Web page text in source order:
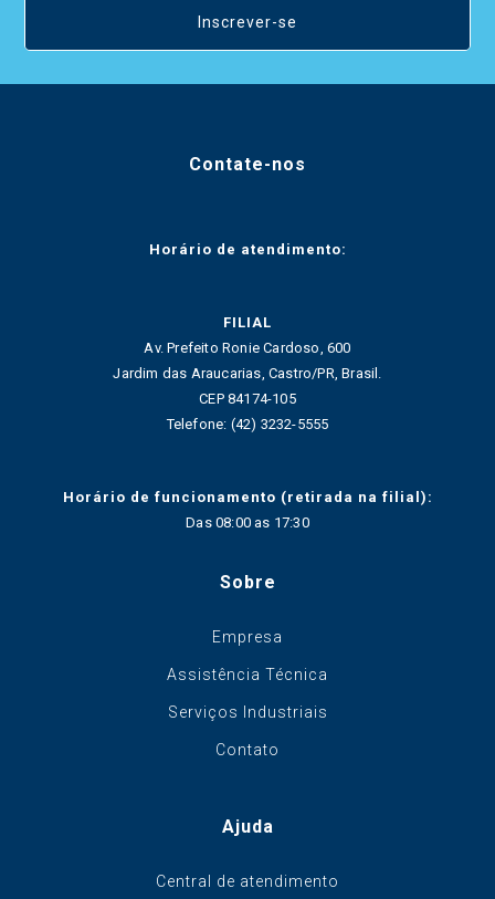
Inscrever-se
Contate-nos
Horário de atendimento:
FILIAL
Av. Prefeito Ronie Cardoso, 600
Jardim das Araucarias, Castro/PR, Brasil.
CEP 84174-105
Telefone: (42) 3232-5555
Horário de funcionamento (retirada na filial):
Das 08:00 as 17:30
Sobre
Empresa
Assistência Técnica
Serviços Industriais
Contato
Ajuda
Central de atendimento